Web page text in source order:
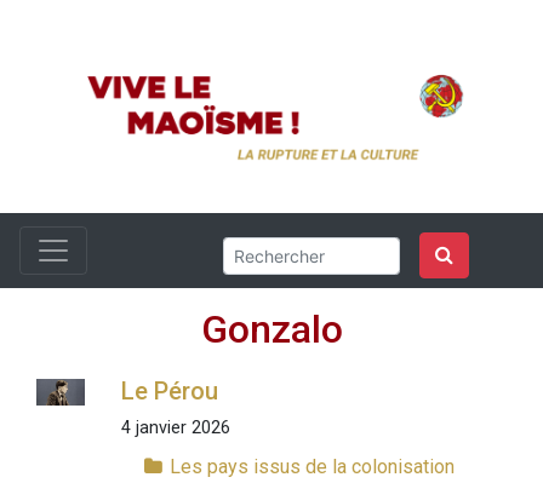
Gonzalo
Le Pérou
4 janvier 2026
Les pays issus de la colonisation